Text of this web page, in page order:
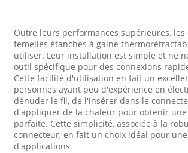
Outre leurs performances supérieures, les
femelles étanches à gaine
utiliser. Leur installation est simple et ne
outil spécifique pour des connexions
Cette facilité d'utilisation en fait un
personnes ayant peu d'expérience en
dénuder le fil, de l'insérer dans le
d'appliquer de la chaleur pour obtenir
parfaite. Cette simplicité, associée à la
connecteur, en fait un choix idéal pour
d'applications.